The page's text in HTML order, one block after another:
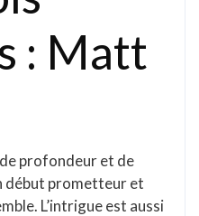
: Matt
profondeur et de
début prometteur et
L’intrigue est aussi